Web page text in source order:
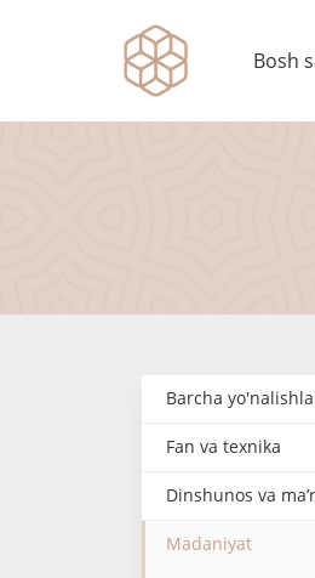
Bosh
Barcha
Fan va texnika
Dinshunos va
Madaniyat